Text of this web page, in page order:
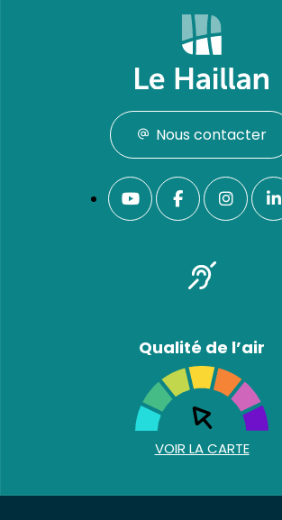
Nous contacter
Qualité de l’air
VOIR LA CARTE